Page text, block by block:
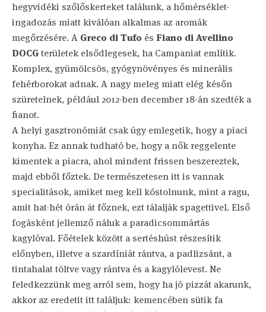
hegyvidéki szőlőskerteket találunk, a hőmérséklet-
ingadozás miatt kiválóan alkalmas az aromák
megőrzésére. A Greco di Tufo és Fiano di Avellino
DOCGterületek elsődlegesek, ha Campaniat említik.
Komplex, gyümölcsös, gyógynövényes és minerális
fehérborokat adnak. A nagy meleg miatt elég későn
szüretelnek, például 2012-ben december 18-án szedték a
fianot.
A helyi gasztronómiát csak úgy emlegetik, hogy a piaci
konyha. Ez annak tudható be, hogy a nők reggelente
kimentek a piacra, ahol mindent frissen beszereztek,
majd ebből főztek. De természetesen itt is vannak
specialitások, amiket meg kell kóstolnunk, mint a ragu,
amit hat-hét órán át főznek, ezt tálalják spagettivel. Első
fogásként jellemző náluk a paradicsommártás
kagylóval. Főételek között a sertéshúst részesítik
előnyben, illetve a szardíniát rántva, a padlizsánt, a
tintahalat töltve vagy rántva és a kagylólevest. Ne
feledkezzünk meg arról sem, hogy ha jó pizzát akarunk,
akkor az eredetit itt találjuk: kemencében sütik fa